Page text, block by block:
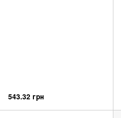
543.32 грн